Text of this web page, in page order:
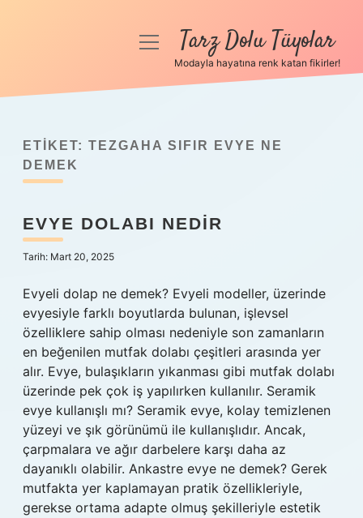
Anasayfa
Yasal Uyarı
menüyüTarz Dolu Tüyolar
Modayla hayatına renk katan fikirler!
ETIKET: TEZGAHA SIFIR EVYE NE
DEMEK
EVYE DOLABI NEDIR
Tarih: Mart 20, 2025
Evyeli dolap ne demek? Evyeli modeller, üzerinde
evyesiyle farklı boyutlarda bulunan, işlevsel
özelliklere sahip olması nedeniyle son zamanların
en beğenilen mutfak dolabı çeşitleri arasında yer
alır. Evye, bulaşıkların yıkanması gibi mutfak dolabı
üzerinde pek çok iş yapılırken kullanılır. Seramik
evye kullanışlı mı? Seramik evye, kolay temizlenen
yüzeyi ve şık görünümü ile kullanışlıdır. Ancak,
çarpmalara ve ağır darbelere karşı daha az
dayanıklı olabilir. Ankastre evye ne demek? Gerek
mutfakta yer kaplamayan pratik özellikleriyle,
gerekse ortama adapte olmuş şekilleriyle estetik